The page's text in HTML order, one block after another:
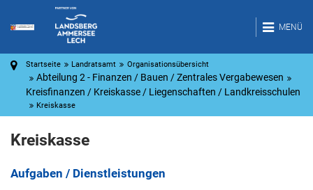
MENÜ
Startseite Landratsamt Organisationsübersicht
Abteilung 2 - Finanzen / Bauen / Zentrales Vergabewesen
Kreisfinanzen / Kreiskasse / Liegenschaften / Landkreisschulen
Kreiskasse
Kreiskasse
Aufgaben / Dienstleistungen